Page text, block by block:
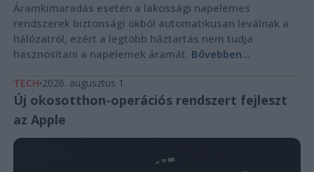
Áramkimaradás esetén a lakossági napelemes
rendszerek biztonsági okból automatikusan leválnak a
hálózatról, ezért a legtöbb háztartás nem tudja
hasznosítani a napelemek áramát. Bővebben...
TECH 2026. augusztus 1.
Új okosotthon-operációs rendszert fejleszt
az Apple